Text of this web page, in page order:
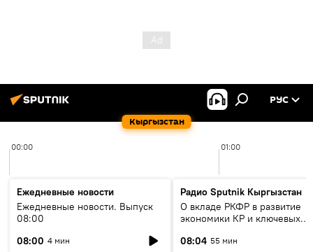
Кыргызстан
РУС
00:00 01:00
Ежедневные новости
Ежедневные новости. Выпуск
08:00
08:00 4 мин
Радио Sputnik Кыргызстан
О вкладе РКФР в развитие
экономики КР и ключевых
08:04 55 мин